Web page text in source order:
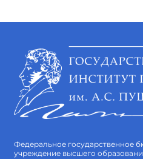
Федеральное государственное
учреждение высшего